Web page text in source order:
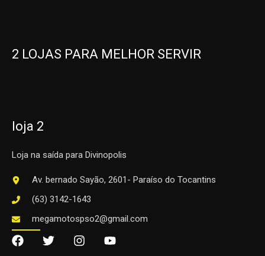
2 LOJAS PARA MELHOR SERVIR
loja 2
Loja na saída para Divinopolis
Av. bernado Sayão, 2601- Paraíso do Tocantins
(63) 3142-1643
megamotospso2@gmail.com